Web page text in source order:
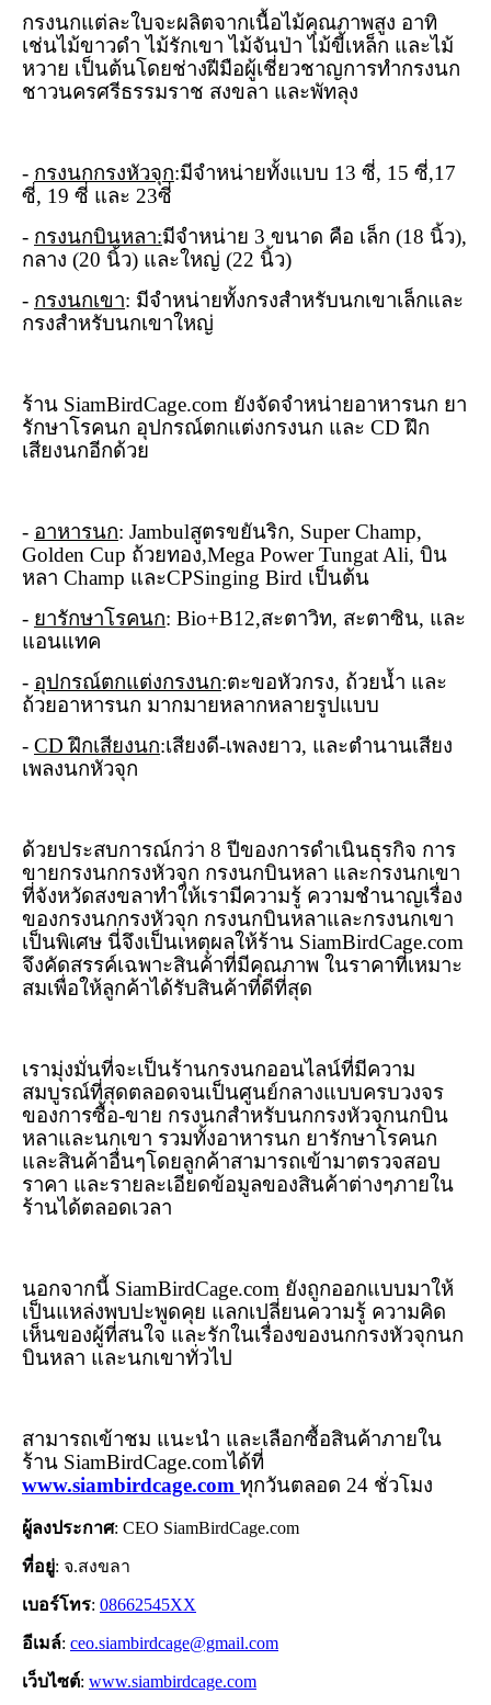
กรงนกแต่ละใบจะผลิตจากเนื้อไม้คุณภาพสูง อาทิ
เช่นไม้ขาวดำ ไม้รักเขา ไม้จันป่า ไม้ขี้เหล็ก และไม้
หวาย เป็นต้นโดยช่างฝีมือผู้เชี่ยวชาญการทำกรงนก
ชาวนครศรีธรรมราช สงขลา และพัทลุง
- กรงนกกรงหัวจุก:มีจำหน่ายทั้งแบบ 13 ซี่, 15 ซี่,17
ซี่, 19 ซี่ และ 23ซี่
- กรงนกบินหลา:มีจำหน่าย 3 ขนาด คือ เล็ก (18 นิ้ว),
กลาง (20 นิ้ว) และใหญ่ (22 นิ้ว)
- กรงนกเขา: มีจำหน่ายทั้งกรงสำหรับนกเขาเล็กและ
กรงสำหรับนกเขาใหญ่
ร้าน SiamBirdCage.com ยังจัดจำหน่ายอาหารนก ยา
รักษาโรคนก อุปกรณ์ตกแต่งกรงนก และ CDฝึก
เสียงนกอีกด้วย
- อาหารนก: Jambulสูตรขยันริก, Super Champ,
Golden Cup ถ้วยทอง,Mega Power Tungat Ali, บิน
หลา Champ และCPSinging Bird เป็นต้น
- ยารักษาโรคนก: Bio+B12,สะตาวิท, สะตาซิน, และ
แอนแทค
- อุปกรณ์ตกแต่งกรงนก:ตะขอหัวกรง, ถ้วยน้ำ และ
ถ้วยอาหารนก มากมายหลากหลายรูปแบบ
- CDฝึกเสียงนก:เสียงดี-เพลงยาว, และตำนานเสียง
เพลงนกหัวจุก
ด้วยประสบการณ์กว่า 8 ปีของการดำเนินธุรกิจ การ
ขายกรงนกกรงหัวจุก กรงนกบินหลา และกรงนกเขา
ที่จังหวัดสงขลาทำให้เรามีความรู้ ความชำนาญเรื่อง
ของกรงนกกรงหัวจุก กรงนกบินหลาและกรงนกเขา
เป็นพิเศษ นี่จึงเป็นเหตุผลให้ร้าน SiamBirdCage.com
จึงคัดสรรค์เฉพาะสินค้าที่มีคุณภาพ ในราคาที่เหมาะ
สมเพื่อให้ลูกค้าได้รับสินค้าที่ดีที่สุด
เรามุ่งมั่นที่จะเป็นร้านกรงนกออนไลน์ที่มีความ
สมบูรณ์ที่สุดตลอดจนเป็นศูนย์กลางแบบครบวงจร
ของการซื้อ-ขาย กรงนกสำหรับนกกรงหัวจุกนกบิน
หลาและนกเขา รวมทั้งอาหารนก ยารักษาโรคนก
และสินค้าอื่นๆโดยลูกค้าสามารถเข้ามาตรวจสอบ
ราคา และรายละเอียดข้อมูลของสินค้าต่างๆภายใน
ร้านได้ตลอดเวลา
นอกจากนี้ SiamBirdCage.com ยังถูกออกแบบมาให้
เป็นแหล่งพบปะพูดคุย แลกเปลี่ยนความรู้ ความคิด
เห็นของผู้ที่สนใจ และรักในเรื่องของนกกรงหัวจุกนก
บินหลา และนกเขาทั่วไป
สามารถเข้าชม แนะนำ และเลือกซื้อสินค้าภายใน
ร้าน SiamBirdCage.comได้ที่
www.siambirdcage.com ทุกวันตลอด 24 ชั่วโมง
ผู้ลงประกาศ: CEO SiamBirdCage.com
ที่อยู่: จ.สงขลา
เบอร์โทร: 08662545XX
อีเมล์: ceo.siambirdcage@gmail.com
เว็บไซต์: www.siambirdcage.com